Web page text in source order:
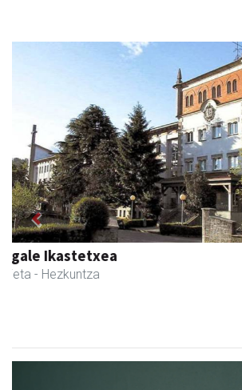
Urnietako Udala
Urnieta - Udaletxeak
Previous